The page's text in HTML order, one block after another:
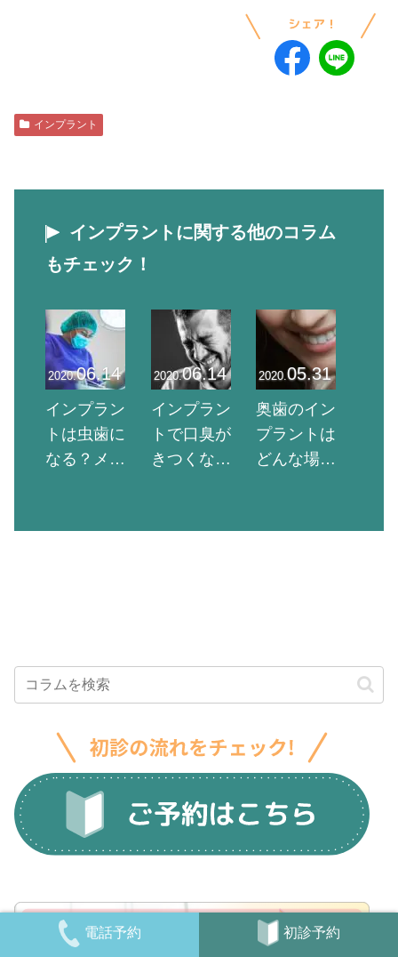
インプラント
インプラントに関する他のコラム
もチェック！
2020.06.14
インプラン
トは虫歯に
なる？メン
トラブルと
2020.06.14
インプラン
トで口臭が
きつくな
法も解説！
2020.05.31
奥歯のイン
プラントは
どんな場合
ト・デメリ
電話予約 初診予約